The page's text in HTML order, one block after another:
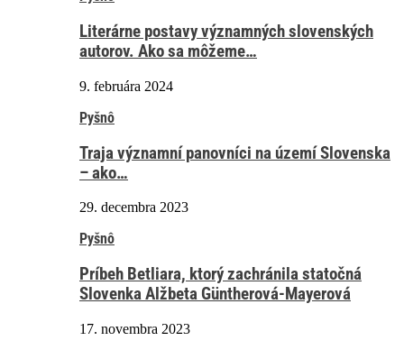
Literárne postavy významných slovenských
autorov. Ako sa môžeme…
9. februára 2024
Pyšnô
Traja významní panovníci na území Slovenska
– ako…
29. decembra 2023
Pyšnô
Príbeh Betliara, ktorý zachránila statočná
Slovenka Alžbeta Güntherová-Mayerová
17. novembra 2023